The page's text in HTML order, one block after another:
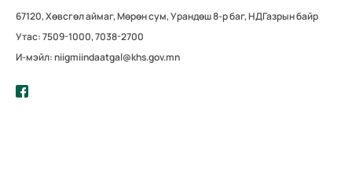
67120, Хөвсгөл аймаг, Мөрөн сум, Урандөш 8-р баг, НДГазрын байр
Утас: 7509-1000, 7038-2700
И-мэйл: niigmiindaatgal@khs.gov.mn